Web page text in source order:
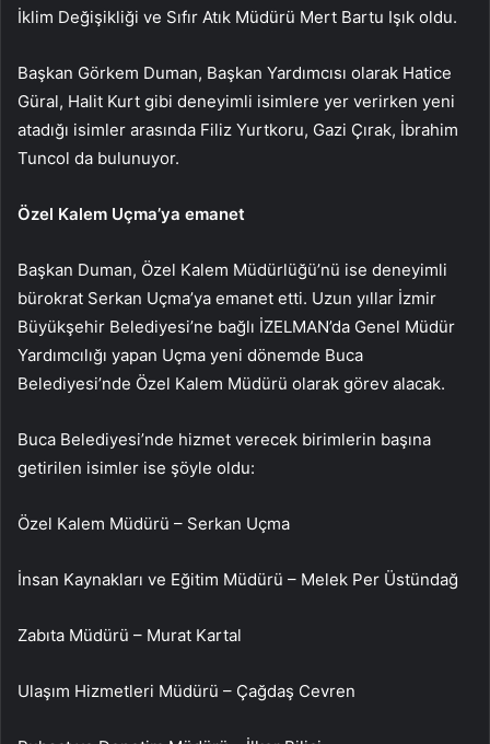
İklim Değişikliği ve Sıfır Atık Müdürü Mert Bartu Işık oldu.
Başkan Görkem Duman, Başkan Yardımcısı olarak Hatice
Güral, Halit Kurt gibi deneyimli isimlere yer verirken yeni
atadığı isimler arasında Filiz Yurtkoru, Gazi Çırak, İbrahim
Tuncol da bulunuyor.
Özel Kalem Uçma’ya emanet
Başkan Duman, Özel Kalem Müdürlüğü’nü ise deneyimli
bürokrat Serkan Uçma’ya emanet etti. Uzun yıllar İzmir
Büyükşehir Belediyesi’ne bağlı İZELMAN’da Genel Müdür
Yardımcılığı yapan Uçma yeni dönemde Buca
Belediyesi’nde Özel Kalem Müdürü olarak görev alacak.
Buca Belediyesi’nde hizmet verecek birimlerin başına
getirilen isimler ise şöyle oldu:
Özel Kalem Müdürü – Serkan Uçma
İnsan Kaynakları ve Eğitim Müdürü – Melek Per Üstündağ
Zabıta Müdürü – Murat Kartal
Ulaşım Hizmetleri Müdürü – Çağdaş Cevren